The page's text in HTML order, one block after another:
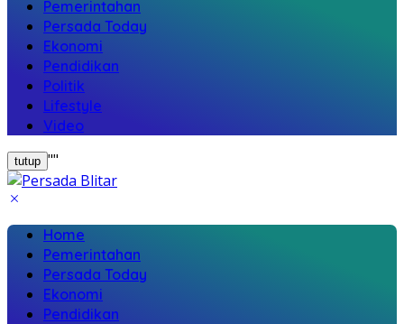
Pemerintahan
Persada Today
Ekonomi
Pendidikan
Politik
Lifestyle
Video
tutup ""
Home
Pemerintahan
Persada Today
Ekonomi
Pendidikan